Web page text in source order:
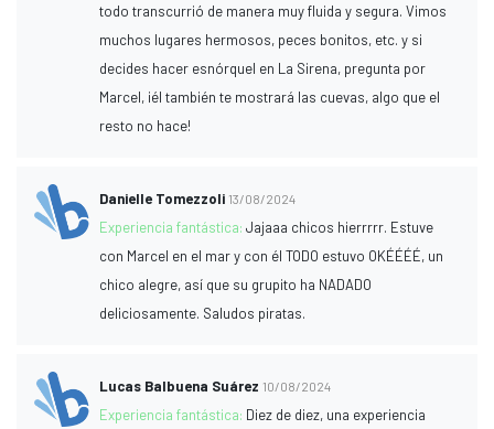
todo transcurrió de manera muy fluida y segura. Vimos
muchos lugares hermosos, peces bonitos, etc. y si
decides hacer esnórquel en La Sirena, pregunta por
Marcel, ¡él también te mostrará las cuevas, algo que el
resto no hace!
Danielle Tomezzoli 13/08/2024
Experiencia fantástica:Jajaaa chicos hierrrrr. Estuve
con Marcel en el mar y con él TODO estuvo OKÉÉÉÉ, un
chico alegre, así que su grupito ha NADADO
deliciosamente. Saludos piratas.
Lucas Balbuena Suárez 10/08/2024
Experiencia fantástica: Diez de diez, una experiencia